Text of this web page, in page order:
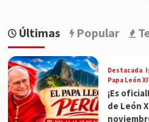
Últimas Popular
Destacada
Papa León
¡Es
de León